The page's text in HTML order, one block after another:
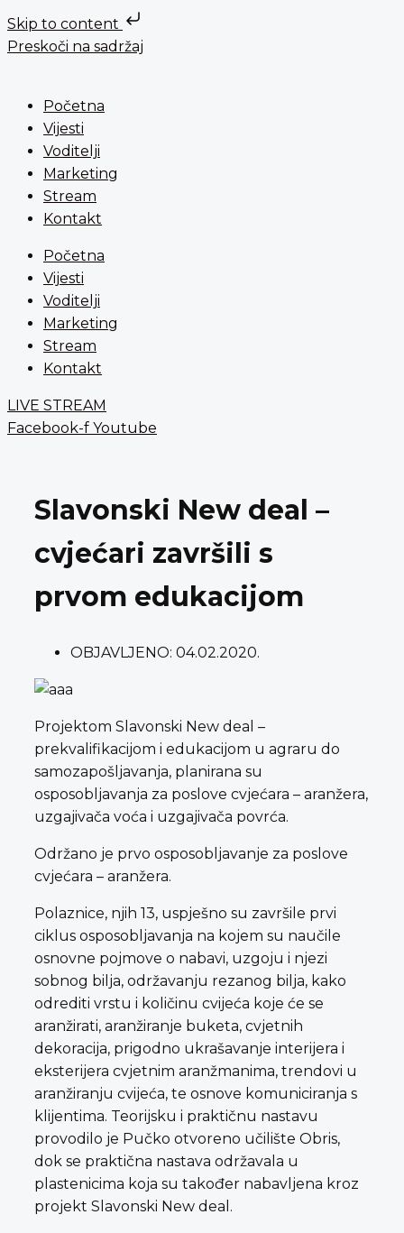
Skip to content
Preskoči na sadržaj
Početna
Vijesti
Voditelji
Marketing
Stream
Kontakt
Početna
Vijesti
Voditelji
Marketing
Stream
Kontakt
LIVE STREAM
Facebook-f Youtube
Slavonski New deal –
cvjećari završili s
prvom edukacijom
OBJAVLJENO: 04.02.2020.
Projektom Slavonski New deal –
prekvalifikacijom i edukacijom u agraru do
samozapošljavanja, planirana su
osposobljavanja za poslove cvjećara – aranžera,
uzgajivača voća i uzgajivača povrća.
Održano je prvo osposobljavanje za poslove
cvjećara – aranžera.
Polaznice, njih 13, uspješno su završile prvi
ciklus osposobljavanja na kojem su naučile
osnovne pojmove o nabavi, uzgoju i njezi
sobnog bilja, održavanju rezanog bilja, kako
odrediti vrstu i količinu cvijeća koje će se
aranžirati, aranžiranje buketa, cvjetnih
dekoracija, prigodno ukrašavanje interijera i
eksterijera cvjetnim aranžmanima, trendovi u
aranžiranju cvijeća, te osnove komuniciranja s
klijentima. Teorijsku i praktičnu nastavu
provodilo je Pučko otvoreno učilište Obris,
dok se praktična nastava održavala u
plastenicima koja su također nabavljena kroz
projekt Slavonski New deal.